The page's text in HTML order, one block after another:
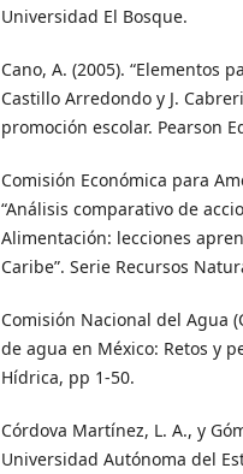
Universidad El Bosque.
Cano, A. (2005). “Elementos
Castillo Arredondo y J.
promoción escolar. Pearson
Comisión Económica para
“Análisis comparativo de
Alimentación: lecciones
Caribe”. Serie Recursos
Comisión Nacional del Agua
de agua en México: Retos y
Hídrica, pp 1-50.
Córdova Martínez, L. A., y
Universidad Autónoma del